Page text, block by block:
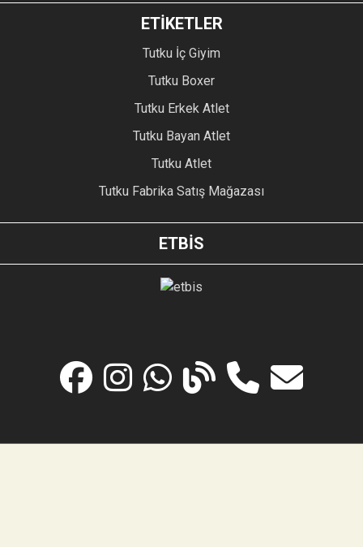
ETİKETLER
Tutku İç Giyim
Tutku Boxer
Tutku Erkek Atlet
Tutku Bayan Atlet
Tutku Atlet
Tutku Fabrika Satış Mağazası
ETBİS